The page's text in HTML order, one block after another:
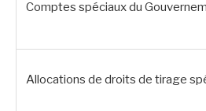
Comptes spéciaux du
Allocations de droits de tirage